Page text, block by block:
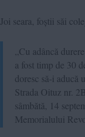
Joi seara, foștii săi
„Cu adâncă
a fost timp de 30
doresc să-i aducă
Strada Oituz nr.
sâmbătă, 14
Memorialului